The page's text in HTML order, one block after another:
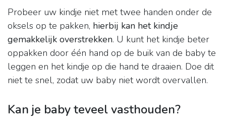
Probeer uw kindje niet met twee handen onder de
oksels op te pakken, hierbij kan het kindje
gemakkelijk overstrekken. U kunt het kindje beter
oppakken door één hand op de buik van de baby te
leggen en het kindje op die hand te draaien. Doe dit
niet te snel, zodat uw baby niet wordt overvallen.
Kan je baby teveel vasthouden?